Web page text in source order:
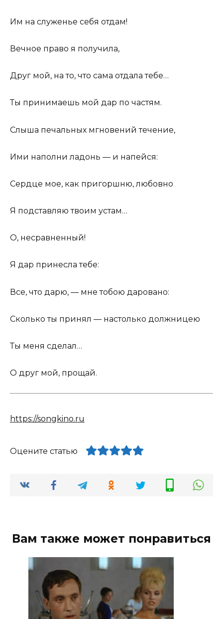
Им на служенье себя отдам!
Вечное право я получила,
Друг мой, на то, что сама отдала тебе…
Ты принимаешь мой дар по частям.
Слыша печальных мгновений течение,
Ими наполни ладонь — и напейся:
Сердце мое, как пригоршню, любовно
Я подставляю твоим устам…
О, несравненный!
Я дар принесла тебе:
Все, что дарю, — мне тобою даровано:
Сколько ты принял — настолько должницею
Ты меня сделал…
О друг мой, прощай.
https://songkino.ru
Оцените статью
Вам также может понравиться